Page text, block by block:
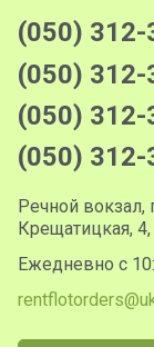
(050)
(050)
(050)
(050)
Речной
Крещатицкая,
Ежедневно с